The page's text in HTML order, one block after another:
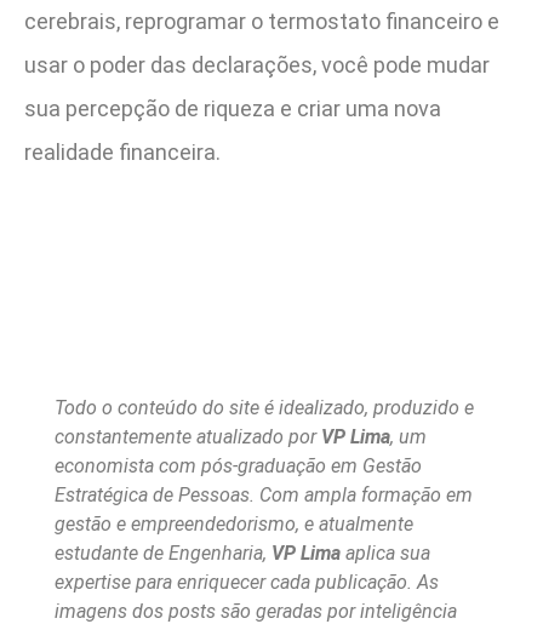
cerebrais, reprogramar o termostato financeiro e
usar o poder das declarações, você pode mudar
sua percepção de riqueza e criar uma nova
realidade financeira.
Todo o conteúdo do site é idealizado, produzido e
constantemente atualizado por VP Lima, um
economista com pós-graduação em Gestão
Estratégica de Pessoas. Com ampla formação em
gestão e empreendedorismo, e atualmente
estudante de Engenharia, VP Lima aplica sua
expertise para enriquecer cada publicação. As
imagens dos posts são geradas por inteligência